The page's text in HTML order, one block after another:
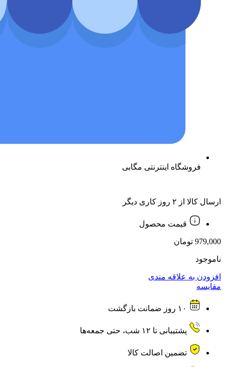
فروشگاه اینترنتی مگابی
ارسال کالا از ۲ روز کاری دیگر
قیمت محصول
979,000 تومان
ناموجود
افزودن به علاقه مندی
مقایسه
۱۰ روز ضمانت بازگشت
پشتیبانی تا ۱۲ شب، حتی جمعه‌ها
تضمین اصالت کالا